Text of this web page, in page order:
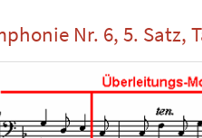
Nr. 6, 5. Satz,